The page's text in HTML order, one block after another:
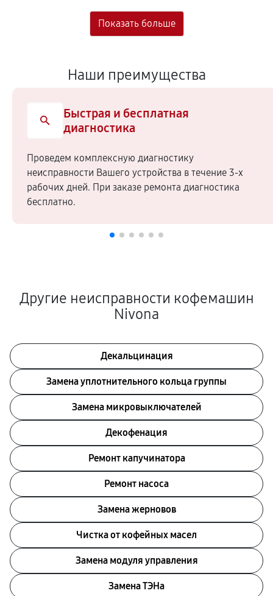
Наши преимущества
Быстрая и бесплатная
диагностика
Проведем комплексную диагностику
неисправности Вашего устройства в течение 3-х
рабочих дней. При заказе ремонта диагностика
бесплатно.
Другие неисправности кофемашин
Nivona
Декальцинация
Замена уплотнительного кольца группы
Замена микровыключателей
Декофенация
Ремонт капучинатора
Ремонт насоса
Замена жерновов
Чистка от кофейных масел
Замена модуля управления
Замена ТЭНа